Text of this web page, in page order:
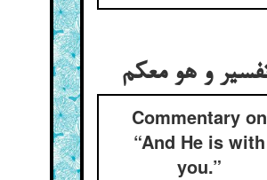
Commentary on
“And He is with
you.”